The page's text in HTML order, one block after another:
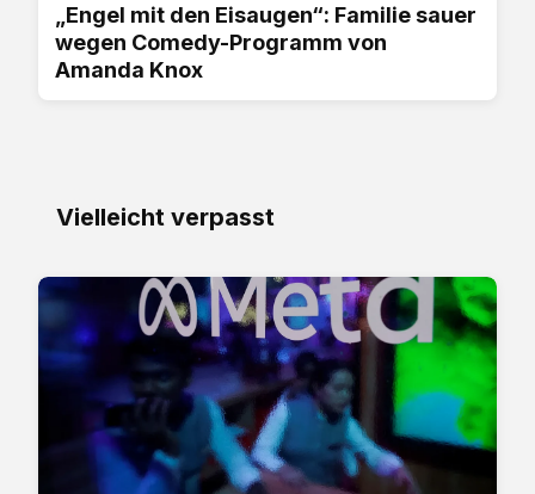
„Engel mit den Eisaugen“: Familie sauer
wegen Comedy-Programm von
Amanda Knox
Vielleicht verpasst